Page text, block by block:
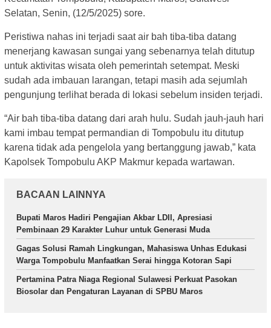
Selatan, Senin, (12/5/2025) sore.
Peristiwa nahas ini terjadi saat air bah tiba-tiba datang
menerjang kawasan sungai yang sebenarnya telah ditutup
untuk aktivitas wisata oleh pemerintah setempat. Meski
sudah ada imbauan larangan, tetapi masih ada sejumlah
pengunjung terlihat berada di lokasi sebelum insiden terjadi.
“Air bah tiba-tiba datang dari arah hulu. Sudah jauh-jauh hari
kami imbau tempat permandian di Tompobulu itu ditutup
karena tidak ada pengelola yang bertanggung jawab,” kata
Kapolsek Tompobulu AKP Makmur kepada wartawan.
BACAAN LAINNYA
Bupati Maros Hadiri Pengajian Akbar LDII, Apresiasi
Pembinaan 29 Karakter Luhur untuk Generasi Muda
Gagas Solusi Ramah Lingkungan, Mahasiswa Unhas Edukasi
Warga Tompobulu Manfaatkan Serai hingga Kotoran Sapi
Pertamina Patra Niaga Regional Sulawesi Perkuat Pasokan
Biosolar dan Pengaturan Layanan di SPBU Maros